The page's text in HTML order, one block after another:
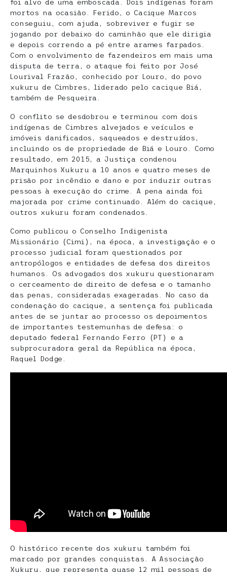
foi alvo de uma emboscada. Dois indígenas foram
mortos na ocasião. Ferido, o Cacique Marcos
conseguiu, com ajuda, sobreviver e fugir se
jogando por debaixo do caminhão que ele dirigia
e depois correndo a pé entre arames farpados.
Com o envolvimento de fazendeiros em mais uma
disputa de terra, o ataque foi feito por José
Lourival Frazão, conhecido por Louro, do povo
xukuru de Cimbres, liderado pelo cacique Biá,
também de Pesqueira.
O conflito se desdobrou e terminou com dois
indígenas de Cimbres alvejados e veículos e
imóveis danificados, saqueados e destruídos,
incluindo os de propriedade de Biá e Louro. Como
resultado, em 2015, a Justiça condenou
Marquinhos Xukuru a 10 anos e quatro meses de
prisão por incêndio e dano e por induzir outras
pessoas à execução do crime. A pena ainda foi
majorada por crime continuado. Além do cacique,
outros xukuru foram condenados.
Como publicou o Conselho Indigenista
Missionário (Cimi), na época, a investigação e o
processo judicial foram questionados por
antropólogos e entidades de defesa dos direitos
humanos. Os advogados dos xukuru questionaram
o cerceamento de direito de defesa e o tamanho
das penas, consideradas exageradas. No caso da
condenação do cacique, a sentença foi publicada
antes de se juntar ao processo os depoimentos
de importantes testemunhas de defesa: o
deputado federal Fernando Ferro (PT) e a
subprocuradora geral da República na época,
Raquel Dodge.
O histórico recente dos xukuru também foi
marcado por grandes conquistas. A Associação
Xukuru, que representa quase 12 mil pessoas de